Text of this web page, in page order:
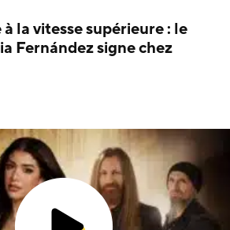
à la vitesse supérieure : le
Fernández signe chez